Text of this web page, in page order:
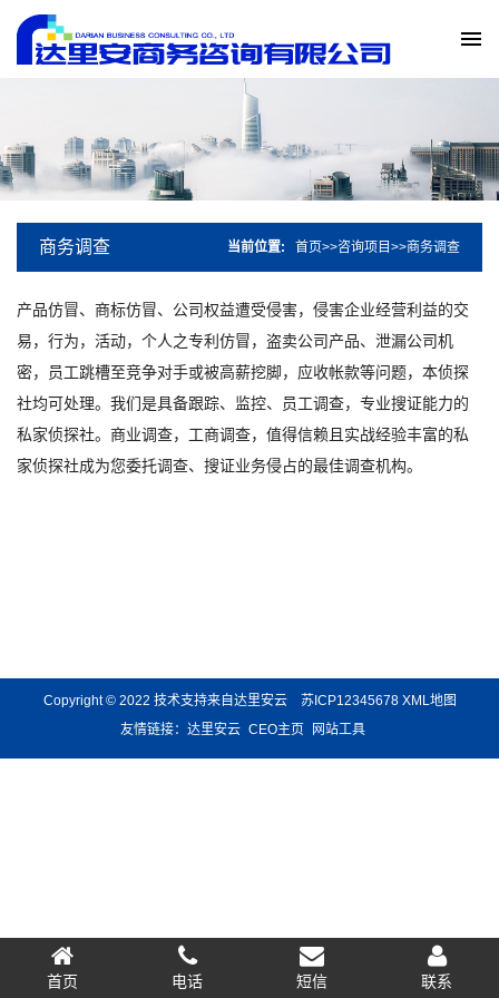
商务调查 当前位置: 首页>>咨询项目 >>商务调查
产品仿冒、商标仿冒、公司权益遭受侵害，侵害企业经营利益的交
易，行为，活动，个人之专利仿冒，盗卖公司产品、泄漏公司机
密，员工跳槽至竞争对手或被高薪挖脚，应收帐款等问题，本侦探
社均可处理。我们是具备跟踪、监控、员工调查，专业搜证能力的
私家侦探社。商业调查，工商调查，值得信赖且实战经验丰富的私
家侦探社成为您委托调查、搜证业务侵占的最佳调查机构。
Copyright © 2022 技术支持来自达里安云 苏ICP12345678 XML地图
友情链接： 达里安云 CEO主页 网站工具
首页 电话 短信 联系